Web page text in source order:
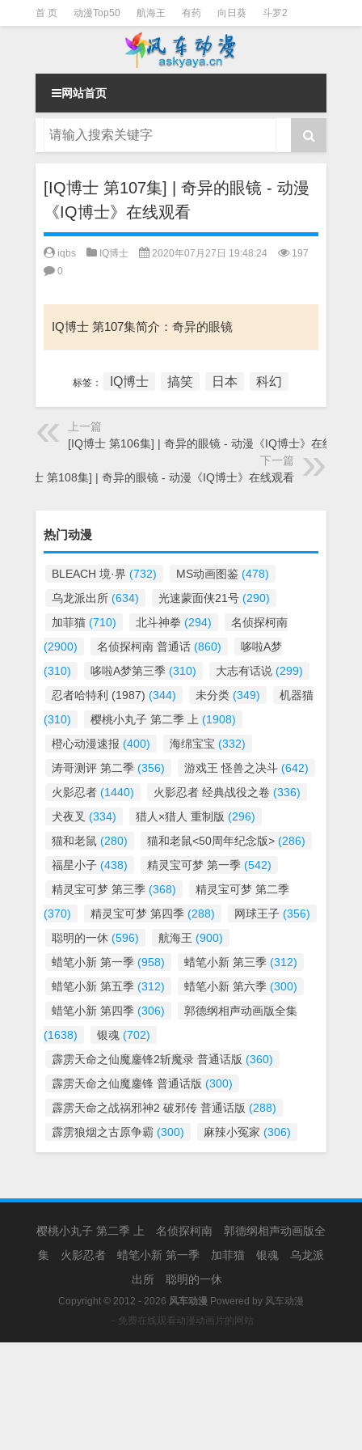
首 页 动漫Top50 航海王 有药 向日葵 斗罗2
一拳超人 柯南 阴阳师
网站首页
[IQ博士 第107集] | 奇异的眼镜 - 动漫
《IQ博士》在线观看
iqbs IQ博士 2020年07月27日 19:48:24
197
0
IQ博士 第107集简介：奇异的眼镜
标签： IQ博士 搞笑 日本 科幻
上一篇
[IQ博士 第106集] | 奇异的眼镜 - 动漫《IQ博士》在线观看
下一篇
[IQ博士 第108集] | 奇异的眼镜 - 动漫《IQ博士》在线观看
热门动漫
BLEACH 境·界 (732) MS动画图鉴 (478)
乌龙派出所 (634) 光速蒙面侠21号 (290)
加菲猫 (710) 北斗神拳 (294)
名侦探柯南
(2900)
名侦探柯南 普通话 (860)
哆啦A梦
(310)
哆啦A梦第三季 (310) 大志有话说 (299)
忍者哈特利 (1987) (344) 未分类 (349)
机器猫
(310)
樱桃小丸子 第二季 上 (1908)
橙心动漫速报 (400) 海绵宝宝 (332)
涛哥测评 第二季 (356) 游戏王 怪兽之决斗 (642)
火影忍者 (1440) 火影忍者 经典战役之卷 (336)
犬夜叉 (334) 猎人×猎人 重制版 (296)
猫和老鼠 (280) 猫和老鼠<50周年纪念版> (286)
福星小子 (438) 精灵宝可梦 第一季 (542)
精灵宝可梦 第三季 (368)
精灵宝可梦 第二季
(370)
精灵宝可梦 第四季 (288) 网球王子 (356)
聪明的一休 (596) 航海王 (900)
蜡笔小新 第一季 (958) 蜡笔小新 第三季 (312)
蜡笔小新 第五季 (312) 蜡笔小新 第六季 (300)
蜡笔小新 第四季 (306)
郭德纲相声动画版全集
(1638)
银魂 (702)
霹雳天命之仙魔鏖锋2斩魔录 普通话版 (360)
霹雳天命之仙魔鏖锋 普通话版 (300)
霹雳天命之战祸邪神2 破邪传 普通话版 (288)
霹雳狼烟之古原争霸 (300) 麻辣小冤家 (306)
樱桃小丸子 第二季 上 名侦探柯南
郭德纲相声动画版全
集
火影忍者 蜡笔小新 第一季 加菲猫 银魂
乌龙派
出所
聪明的一休
Copyright © 2012 - 2026 风车动漫 Powered by 风车动漫
－免费在线观看动漫动画片的网站